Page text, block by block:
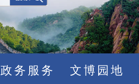
政务服务 文博园地